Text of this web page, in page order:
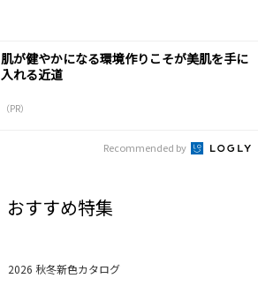
肌が健やかになる環境作りこそが美肌を手に
入れる近道
（PR）
Recommended by
おすすめ特集
2026 秋冬新色カタログ